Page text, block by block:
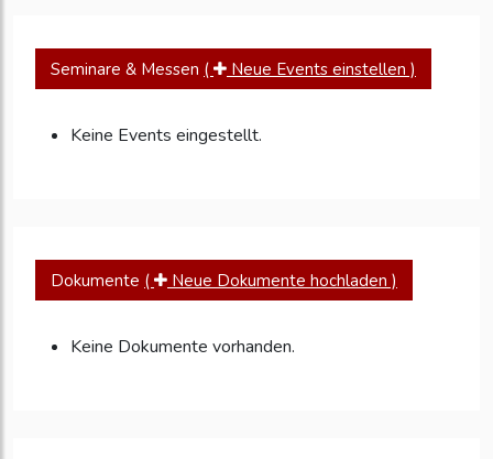
Seminare & Messen ( Neue Events einstellen )
Keine Events eingestellt.
Dokumente ( Neue Dokumente hochladen )
Keine Dokumente vorhanden.